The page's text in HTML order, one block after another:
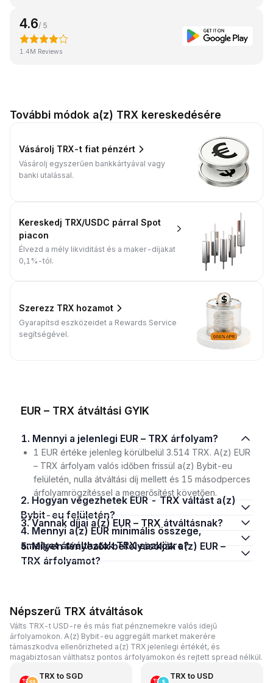
4.6/ 5
1.4M Reviews
További módok a(z) TRX kereskedésére
Vásárolj TRX-t fiat pénzért
Vásárolj egyszerűen bankkártyával vagy
banki utalással.
Kereskedj TRX/USDC párral Spot
piacon
Élvezd a mély likviditást és a maker-díjakat
0,1%-tól.
Szerezz TRX hozamot
Gyarapítsd eszközeidet a Rewards Service
segítségével.
EUR – TRX átváltási GYIK
1. Mennyi a jelenlegi EUR – TRX árfolyam?
1 EUR értéke jelenleg körülbelül 3.514 TRX. A(z) EUR
– TRX árfolyam valós időben frissül a(z) Bybit-eu
felületén, nulla átváltási díj mellett és 15 másodperces
árfolyamrögzítéssel a megerősítést követően.
2. Hogyan végezhetek EUR - TRX váltást a(z)
Bybit-eu felületén?
3. Vannak díjai a(z) EUR – TRX átváltásnak?
4. Mennyi a(z) EUR minimális összege,
amelyet átválthatok TRX eszközre?
5. Milyen tényezők befolyásolják a(z) EUR –
TRX árfolyamot?
Népszerű TRX átváltások
Válts TRX-t USD-re és más fiat pénznemekre valós idejű
árfolyamokon. A(z) Bybit-eu aggregált market makerére
támaszkodva ellenőrizheted a(z) TRX jelenlegi értékét, és
magabiztosan válthatsz pontos árfolyamokon és rejtett spread nélkül.
TRXto SGD TRXto USD